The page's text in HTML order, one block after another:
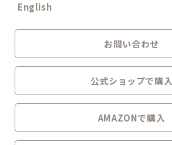
English
お問い合わせ
公式ショップで購入
AMAZONで購入